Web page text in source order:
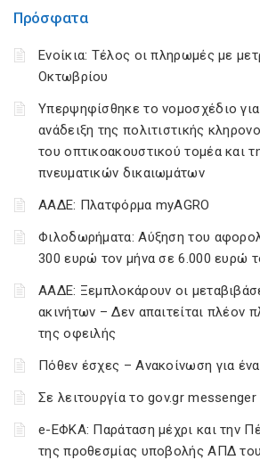
Πρόσφατα
Ενοίκια: Τέλος οι πληρωμές με
Οκτωβρίου
Υπερψηφίσθηκε το νομοσχέδιο για
ανάδειξη της πολιτιστικής
του οπτικοακουστικού τομέα και
πνευματικών δικαιωμάτων
ΑΑΔΕ: Πλατφόρμα myAGRO
Φιλοδωρήματα: Αύξηση του
300 ευρώ τον μήνα σε 6.000 ευρώ
ΑΑΔΕ: Ξεμπλοκάρουν οι
ακινήτων – Δεν απαιτείται πλέον
της οφειλής
Πόθεν έσχες – Ανακοίνωση για
Σε λειτουργία το gov.gr messenger
e-ΕΦΚΑ: Παράταση μέχρι και την
της προθεσμίας υποβολής ΑΠΔ